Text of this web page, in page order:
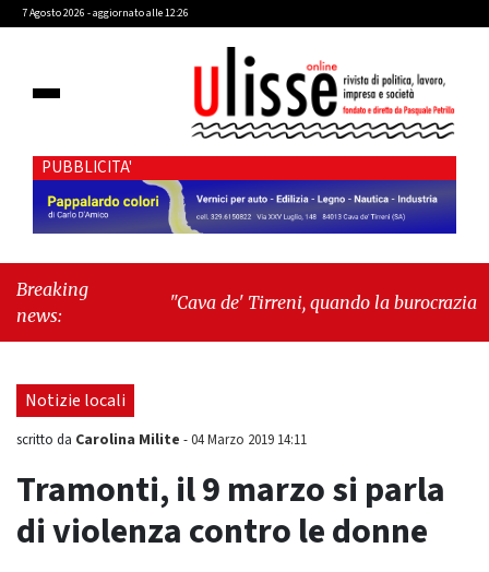
7 Agosto 2026 - aggiornato alle 12:26
PUBBLICITA'
Breaking
news:
"Cava de' Tirreni, quando la burocrazia
Notizie locali
scritto da Carolina Milite -04 Marzo 2019 14:11
Tramonti, il 9 marzo si parla
di violenza contro le donne